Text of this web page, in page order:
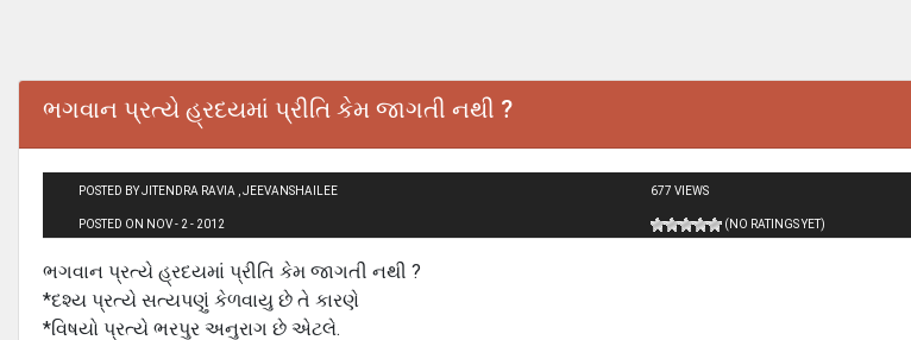
ભગવાન પ્રત્યે હ્રદયમાં પ્રીતિ કેમ જાગતી નથી ?
POSTED BY JITENDRA RAVIA , JEEVANSHAILEE
POSTED ON NOV - 2 - 2012
677 VIEWS
(NO RATINGS YET)
ભગવાન પ્રત્યે હ્રદયમાં પ્રીતિ કેમ જાગતી નથી ?
*દશ્ય પ્રત્યે સત્યપણું કેળવાયુ છે તે કારણે
*વિષયો પ્રત્યે ભરપુર અનુરાગ છે એટલે.